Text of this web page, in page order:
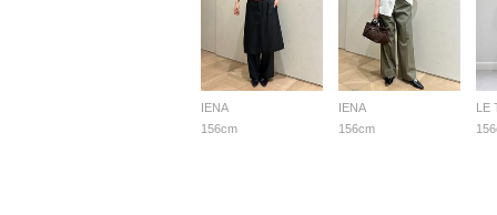
IENA
156cm
IENA
156cm
LE